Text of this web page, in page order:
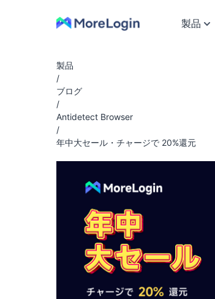
製品
製品
/
ブログ
/
Antidetect Browser
/
年中大セール・チャージで 20%還元